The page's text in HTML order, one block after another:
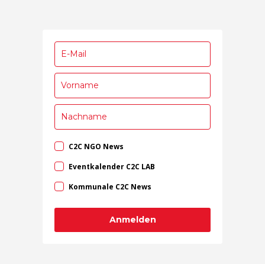
C2C NGO News
Eventkalender C2C LAB
Kommunale C2C News
Anmelden